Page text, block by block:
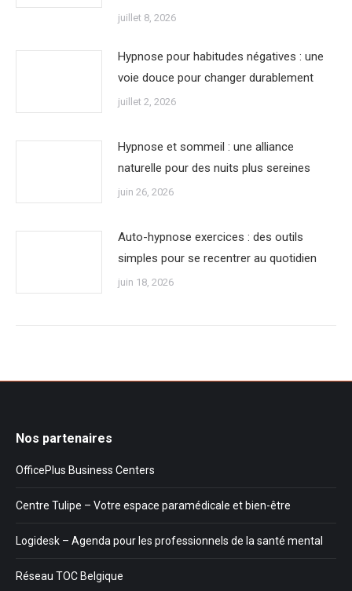
juillet 8, 2026
Hypnose pour habitudes négatives : une
voie douce pour changer durablement
juillet 2, 2026
Hypnose et sommeil : une alliance
naturelle pour des nuits plus sereines
juin 26, 2026
Auto-hypnose exercices : des outils
simples pour se recentrer au quotidien
juin 18, 2026
Nos partenaires
OfficePlus Business Centers
Centre Tulipe – Votre espace paramédicale et bien-être
Logidesk – Agenda pour les professionnels de la santé mental
Réseau TOC Belgique